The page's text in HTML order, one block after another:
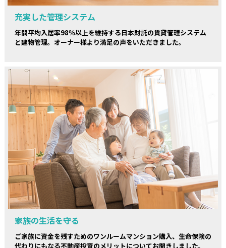
充実した管理システム
年間平均入居率98％以上を維持する日本財託の賃貸管理システム
と建物管理。オーナー様より満足の声をいただきました。
家族の生活を守る
ご家族に資金を残すためのワンルームマンション購入、生命保険の
代わりにもなる不動産投資のメリットについてお聞きしました。